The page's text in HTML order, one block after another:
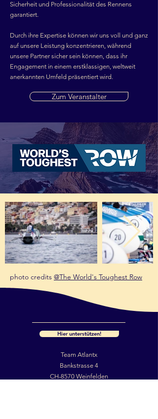
Sicherheit und Professionalität des Rennens
garantiert.
Durch ihre Expertise können wir uns voll und ganz
auf unsere Leistung konzentrieren, während
unsere Partner sicher sein können, dass ihr
Engagement in einem erstklassigen, weltweit
anerkannten Umfeld präsentiert wird.
Zum Veranstalter
photo credits @The World's Toughest Row
Hier unterstützen!
Team Atlantx
Bankstrasse 4
CH-8570 Weinfelden